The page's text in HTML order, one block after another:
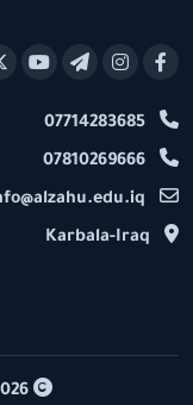
07714283685
07810269666
Karbala-Iraq